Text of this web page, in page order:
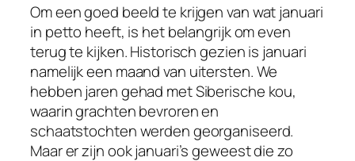
Om een goed beeld te krijgen van wat januari
in petto heeft, is het belangrijk om even
terug te kijken. Historisch gezien is januari
namelijk een maand van uitersten. We
hebben jaren gehad met Siberische kou,
waarin grachten bevroren en
schaatstochten werden georganiseerd.
Maar er zijn ook januari’s geweest die zo